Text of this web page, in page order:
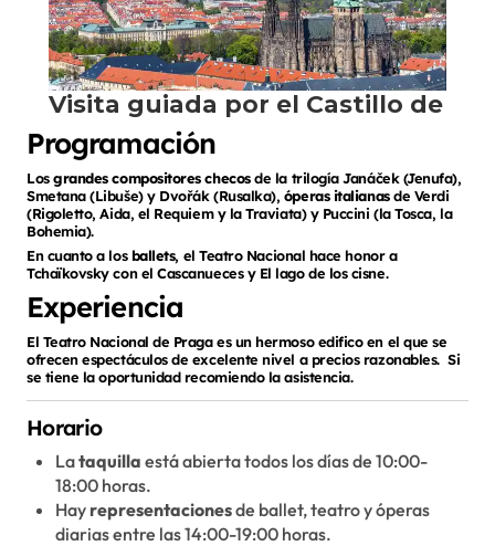
Programación
Losgrandes compositores checosde la trilogía Janáček (Jenufa),
Smetana (Libuše) y Dvořák (Rusalka), óperas italianasde Verdi
(Rigoletto, Aida, el Requiem y la Traviata) y Puccini (la Tosca, la
Bohemia).
En cuanto a losballets, el Teatro Nacional hace honor a
Tchaïkovsky con el Cascanueces y El lago de los cisne.
Experiencia
El Teatro Nacional de Praga es un hermoso edifico en el que se
ofrecen espectáculos de excelente nivel a precios razonables. Si
se tiene la oportunidad recomiendo la asistencia.
Horario
Lataquilla está abierta todos los días de 10:00-
18:00 horas.
Hayrepresentacionesde ballet, teatro y óperas
diarias entre las 14:00-19:00 horas.